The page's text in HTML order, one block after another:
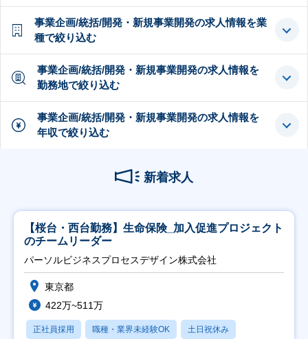
事業企画/統括/開発・新規事業開発の求人情報を業
種で絞り込む
事業企画/統括/開発・新規事業開発の求人情報を
勤務地で絞り込む
事業企画/統括/開発・新規事業開発の求人情報を
年収で絞り込む
新着求人
【桜台・西台勤務】生命保険_加入促進プロジェクト
のチームリーダー
パーソルビジネスプロセスデザイン株式会社
東京都
422万~511万
正社員採用 職種・業界未経験OK 土日祝休み